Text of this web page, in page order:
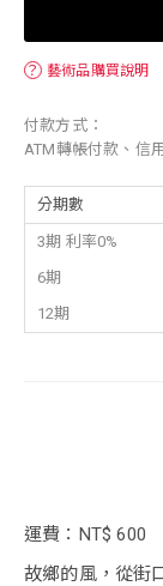
？ 藝術品購買說明
付款方式：
ATM轉帳付款、信
分期數
3期 利率0%
6期
12期
運費：NT$ 600
故鄉的風，從街